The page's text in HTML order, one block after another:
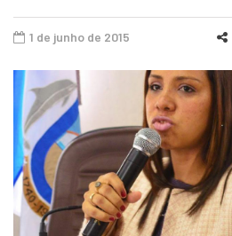
1 de junho de 2015